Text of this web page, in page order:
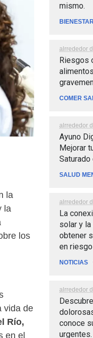
la
la
los
vida de
Río,
en el
mismo.
alrrededor
Riesgos
COMER
alrrededor
Ayuno
Mejorar
SALUD
alrrededor
La
solar y
obtener
en
NOTICIAS
alrrededor
conoce
urgentes.